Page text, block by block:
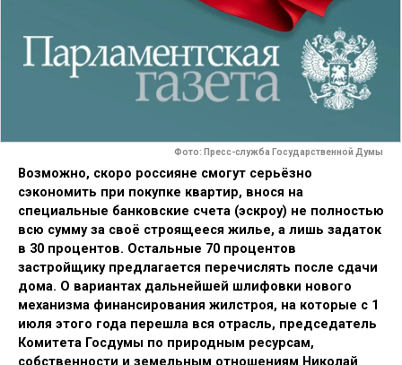
Фото: Пресс-служба Государственной Думы
Возможно, скоро россияне смогут серьёзно
сэкономить при покупке квартир, внося на
специальные банковские счета (эскроу) не полностью
всю сумму за своё строящееся жилье, а лишь задаток
в 30 процентов. Остальные 70 процентов
застройщику предлагается перечислять после сдачи
дома. О вариантах дальнейшей шлифовки нового
механизма финансирования жилстроя, на которые с 1
июля этого года перешла вся отрасль, председатель
Комитета Госдумы по природным ресурсам,
собственности и земельным отношениям Николай